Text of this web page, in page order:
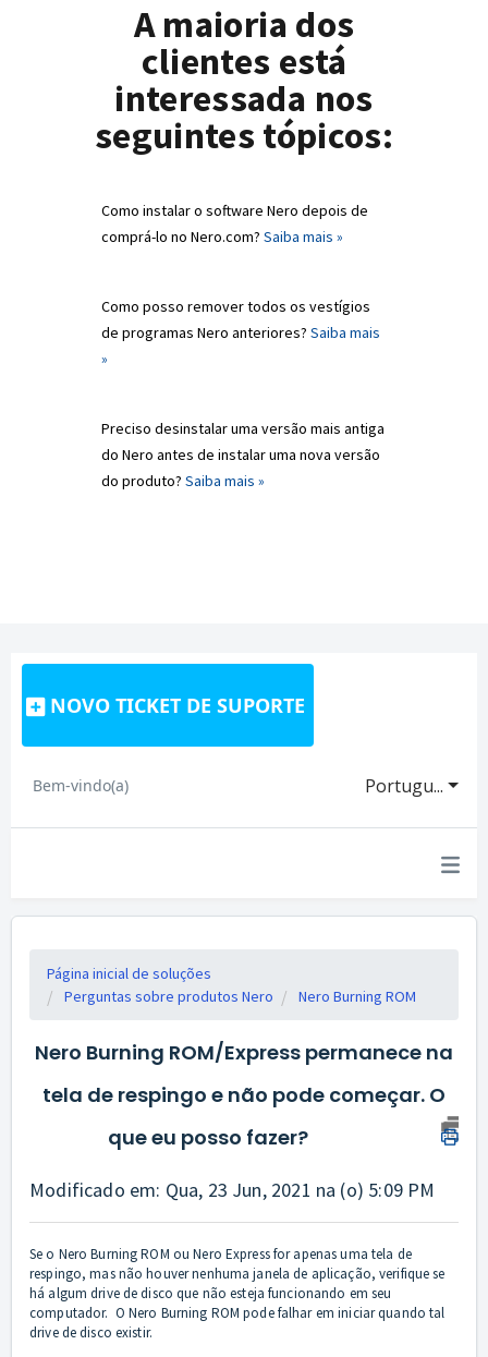
A maioria dos
clientes está
interessada nos
seguintes tópicos:
Como instalar o software Nero depois de
comprá-lo no Nero.com? Saiba mais »
Como posso remover todos os vestígios
de programas Nero anteriores? Saiba mais
»
Preciso desinstalar uma versão mais antiga
do Nero antes de instalar uma nova versão
do produto? Saiba mais »
NOVO TICKET DE SUPORTE
Portugu...
Bem-vindo(a)
Página inicial de soluções
Perguntas sobre produtos Nero
Nero Burning ROM
Nero Burning ROM/Express permanece na
tela de respingo e não pode começar. O
que eu posso fazer?
Modificado em: Qua, 23 Jun, 2021 na (o) 5:09 PM
Se o Nero Burning ROM ou Nero Express for apenas uma tela de
respingo, mas não houver nenhuma janela de aplicação, verifique se
há algum drive de disco que não esteja funcionando em seu
computador. O Nero Burning ROM pode falhar em iniciar quando tal
drive de disco existir.